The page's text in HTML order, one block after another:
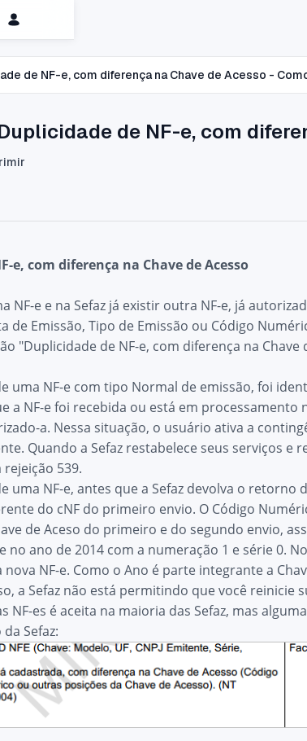
de Compras
de NF-e, com diferença na Chave de Acesso -
de NF-e, com
e, com diferença na Chave de Acesso
NF-e e na Sefaz já existir outra NF-e, já
de Emissão, Tipo de Emissão ou Código
"Duplicidade de NF-e, com diferença na Chave
uma NF-e com tipo Normal de emissão, foi
a NF-e foi recebida ou está em
a. Nessa situação, o usuário ativa a
Quando a Sefaz restabelece seus serviços e
539.
uma NF-e, antes que a Sefaz devolva o
do cNF do primeiro envio. O Código
de Aceso do primeiro e do segundo envio,
no ano de 2014 com a numeração 1 e série 0.
NF-e. Como o Ano é parte integrante a
a Sefaz não está permitindo que você reinicie
NF-es é aceita na maioria das Sefaz, mas
Sefaz: